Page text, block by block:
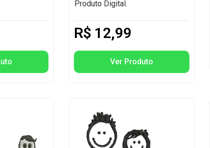
Produto Digital.
R$ 12,99
Ver Produto